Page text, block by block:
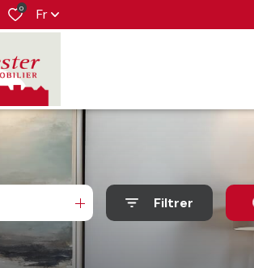
0 Fr
Filtrer